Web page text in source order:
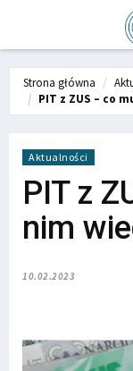
Strona główna
PIT z ZUS – co
Aktualności
PIT z
nim
10.02.2023